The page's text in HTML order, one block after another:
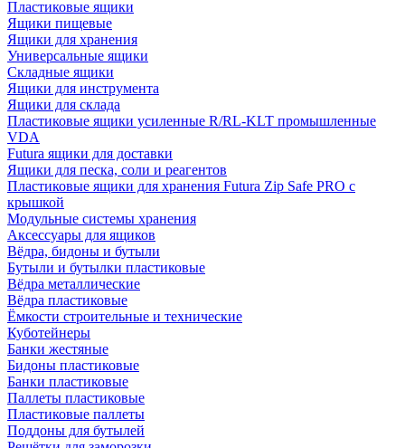
Пластиковые ящики
Ящики пищевые
Ящики для хранения
Универсальные ящики
Складные ящики
Ящики для инструмента
Ящики для склада
Пластиковые ящики усиленные R/RL-KLT промышленные
VDA
Futura ящики для доставки
Ящики для песка, соли и реагентов
Пластиковые ящики для хранения Futura Zip Safe PRO с
крышкой
Модульные системы хранения
Аксессуары для ящиков
Вёдра, бидоны и бутыли
Бутыли и бутылки пластиковые
Вёдра металлические
Вёдра пластиковые
Ёмкости строительные и технические
Куботейнеры
Банки жестяные
Бидоны пластиковые
Банки пластиковые
Паллеты пластиковые
Пластиковые паллеты
Поддоны для бутылей